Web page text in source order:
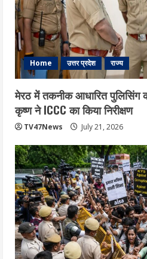
Home उत्तर प्रदेश राज्य
मेरठ में तकनीक आधारित पुलिसिंग
कृष्ण ने ICCC का किया निरीक्षण
TV47News July 21, 2026